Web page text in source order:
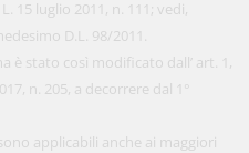
15 luglio 2011, n. 111; vedi,
D.L. 98/2011.
è stato così modificato dall’ art. 1,
n. 205, a decorrere dal 1°
applicabili anche ai maggiori